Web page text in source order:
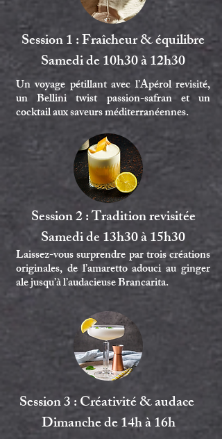
Session 1 : Fraîcheur & équilibre
Samedi de 10h30 à 12h30
Un voyage pétillant avec l’Apérol revisité,
un Bellini twist passion-safran et un
cocktail aux saveurs méditerranéennes.
Session 2 : Tradition revisitée
Samedi de 13h30 à 15h30
Laissez-vous surprendre par trois créations
originales, de l’amaretto adouci au ginger
ale jusqu’à l’audacieuse Brancarita.
Session 3 : Créativité & audace
Dimanche de 14h à 16h